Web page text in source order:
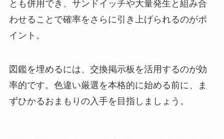
とも併用でき、サンドイッチや大量発生と組み合
わせることで確率をさらに引き上げられるのがポ
イント。
図鑑を埋めるには、交換掲示板を活用するのが効
率的です。色違い厳選を本格的に始める前に、ま
ずひかるおまもりの入手を目指しましょう。